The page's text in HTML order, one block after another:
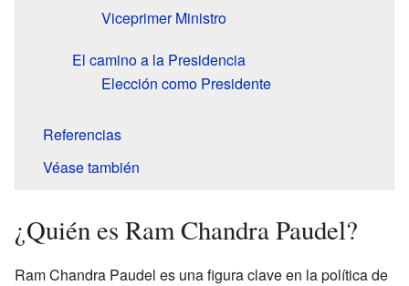
Viceprimer Ministro
El camino a la Presidencia
Elección como Presidente
Referencias
Véase también
¿Quién es Ram Chandra Paudel?
Ram Chandra Paudel es una figura clave en la política de